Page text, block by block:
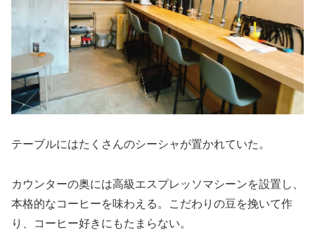
テーブルにはたくさんのシーシャが置かれていた。
カウンターの奥には高級エスプレッソマシーンを設置し、
本格的なコーヒーを味わえる。こだわりの豆を挽いて作
り、コーヒー好きにもたまらない。